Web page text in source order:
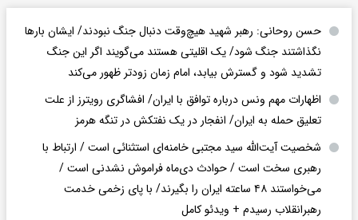
حسن روحانی: رهبر شهید هیچ‌وقت دنبال جنگ نبودند/ ایشان بارها
نگذاشتند جنگ شود/ یک اقلیتی هستند می‌گویند اگر این جنگ
تشدید شود و گسترش بیابد، امام زمان زودتر ظهور می‌کند
اظهارات مهم ونس درباره توافق با ایران/ افشاگری رویترز از علت
تعلیق حمله به ایران/ انفجار در یک نفتکش در تنگه هرمز
شخصیت آیت‌الله سید مجتبی خامنه‌ای استثنائی است / ارتباط با
رهبری سخت است / حوادث دی‌ماه فراموش نشدنی است /
می‌خواستند ۴۸ ساعته ایران را بگیرند/ با پای زخمی خدمت
رهبرانقلاب رسیدم + ویدئو کامل